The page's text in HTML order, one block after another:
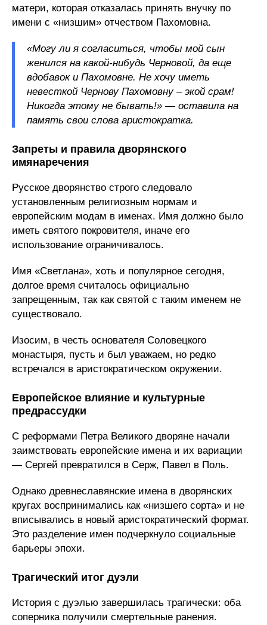
матери, которая отказалась принять внучку по
имени с «низшим» отчеством Пахомовна.
«Могу ли я согласиться, чтобы мой сын
женился на какой-нибудь Черновой, да еще
вдобавок и Пахомовне. Не хочу иметь
невесткой Чернову Пахомовну – экой срам!
Никогда этому не бывать!» — оставила на
память свои слова аристократка.
Запреты и правила дворянского
имянаречения
Русское дворянство строго следовало
установленным религиозным нормам и
европейским модам в именах. Имя должно было
иметь святого покровителя, иначе его
использование ограничивалось.
Имя «Светлана», хоть и популярное сегодня,
долгое время считалось официально
запрещенным, так как святой с таким именем не
существовало.
Изосим, в честь основателя Соловецкого
монастыря, пусть и был уважаем, но редко
встречался в аристократическом окружении.
Европейское влияние и культурные
предрассудки
С реформами Петра Великого дворяне начали
заимствовать европейские имена и их вариации
— Сергей превратился в Серж, Павел в Поль.
Однако древнеславянские имена в дворянских
кругах воспринимались как «низшего сорта» и не
вписывались в новый аристократический формат.
Это разделение имен подчеркнуло социальные
барьеры эпохи.
Трагический итог дуэли
История с дуэлью завершилась трагически: оба
соперника получили смертельные ранения.